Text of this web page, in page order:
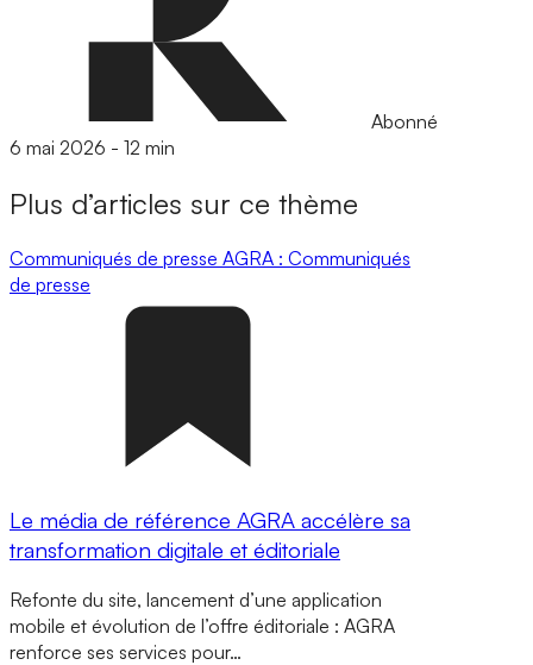
Abonné
6 mai 2026 - 12 min
Plus d’articles sur ce thème
Communiqués de presse AGRA : Communiqués
de presse
Le média de référence AGRA accélère sa
transformation digitale et éditoriale
Refonte du site, lancement d’une application
mobile et évolution de l’offre éditoriale : AGRA
renforce ses services pour…